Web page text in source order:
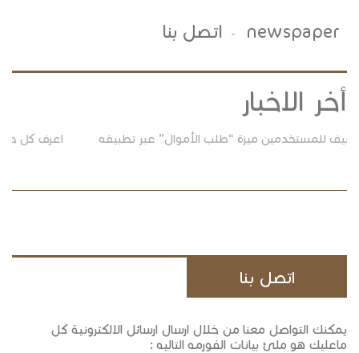
newspaper
- اتصل بنا
أخر الاخبار
اعرف كل حاجة فى دقيقة.. أهم الأخبار على مدار اليوم
اتصل بنا
يمكنك التواصل معنا من خلال ارسال ارسائل الالكترونية كل
ماعليك هو ملئ بيانات الفورمه التاليه :